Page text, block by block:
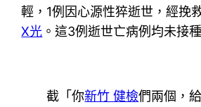
輕，1例因心源性猝逝世，經挽
X光 。這3例逝世亡病例均未接
截「你新竹 健檢們兩個，